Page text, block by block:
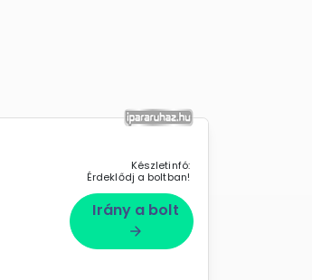
Készletinfó:
Érdeklődj a boltban!
Irány a bolt
arrow_forward